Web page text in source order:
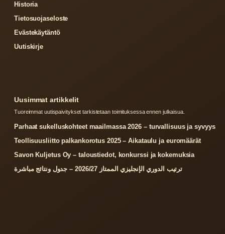
Historia
Tietosuojaseloste
Evästekäytäntö
Uutiskirje
Uusimmat artikkelit
Tuoreimmat uutispaivitykset tarkistetaan toimituksessa ennen julkaisua.
Parhaat sukelluskohteet maailmassa 2026 – turvallisuus ja syvyys
Teollisuusliitto palkankorotus 2025 – Aikataulu ja euromäärät
Savon Kuljetus Oy – taloustiedot, konkurssi ja kokemuksia
ترتيب الدوري الإنجليزي الممتاز 2026/27 – جدول ونتائج مباشرة